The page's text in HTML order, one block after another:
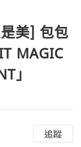
美] 包包
MAGIC
」
追蹤